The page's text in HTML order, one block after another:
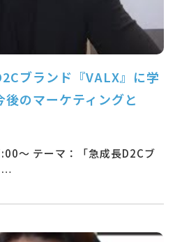
ブランド『VALX』に学
のマーケティングと
～ テーマ：「急成長D2Cブ
…